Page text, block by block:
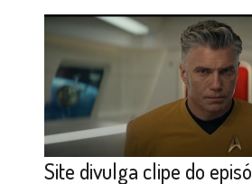
Site divulga clipe do